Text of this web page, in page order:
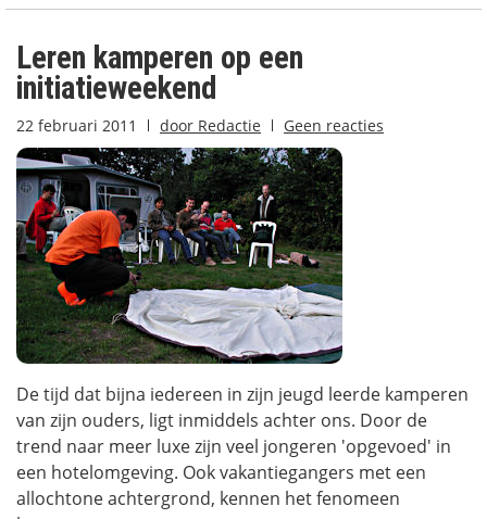
Leren kamperen op een
initiatieweekend
22 februari 2011 door Redactie Geen reacties
De tijd dat bijna iedereen in zijn jeugd leerde kamperen
van zijn ouders, ligt inmiddels achter ons. Door de
trend naar meer luxe zijn veel jongeren 'opgevoed' in
een hotelomgeving. Ook vakantiegangers met een
allochtone achtergrond, kennen het fenomeen